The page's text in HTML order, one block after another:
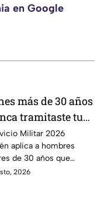
en Google
más de 30 años
tramitaste tu
militar? Te
llamar para
servicio en Baja
Militar 2026
aplica a hombres
de 30 años que
tramitaron su cartilla. Te
2026